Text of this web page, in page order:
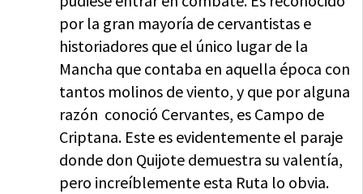
por la gran mayoría de cervantistas e
historiadores que el único lugar de la
Mancha que contaba en aquella época con
tantos molinos de viento, y que por alguna
razón conoció Cervantes, es Campo de
Criptana. Este es evidentemente el paraje
donde don Quijote demuestra su valentía,
pero increíblemente esta Ruta lo obvia.